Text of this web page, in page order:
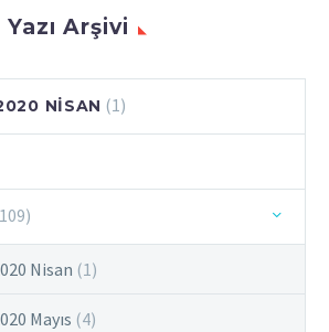
Yazı Arşivi
NİSAN (1)
Nisan (1)
Mayıs (4)